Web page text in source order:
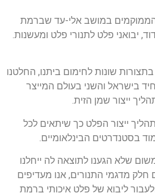
במושב אלי-עד שברמת
יבואני פלט לתנורי פלט ומעשנות.
שונות לחימום ביתנו, החלטנו
בישראל והשני בעולם המייצר
ייצור שמן הזית.
ייצור הפלט כך שיתאים לכל
בסטנדרטים הבינלאומיים.
שלא הגענו לתוצאה לה ייחלנו
מדגמי התנורים, אנו מעדיפים
ליבוא של פלט איכותי ברמת